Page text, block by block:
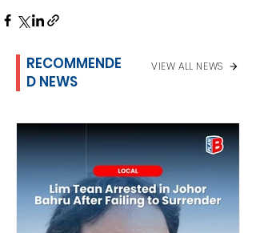
RECOMMENDE
D NEWS
VIEW ALL NEWS